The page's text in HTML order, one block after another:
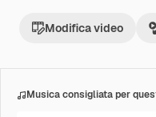
Modifica video
Musica consigliata per